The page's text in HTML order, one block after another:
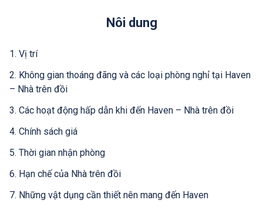
Nôi dung
1. Vị trí
2. Không gian thoáng đãng và các loại phòng nghỉ tại Haven
– Nhà trên đồi
3. Các hoạt động hấp dẫn khi đến Haven – Nhà trên đồi
4. Chính sách giá
5. Thời gian nhận phòng
6. Hạn chế của Nhà trên đồi
7. Những vật dụng cần thiết nên mang đến Haven